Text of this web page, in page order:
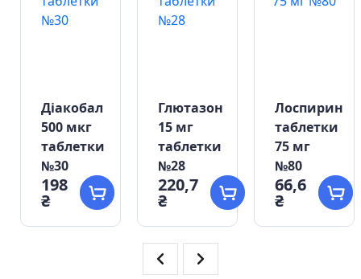
Діакобал
500 мкг
таблетки
№30
198
₴
Глютазон
15 мг
таблетки
№28
220,7
₴
Лоспирин
таблетки
75 мг
№80
66,6
₴